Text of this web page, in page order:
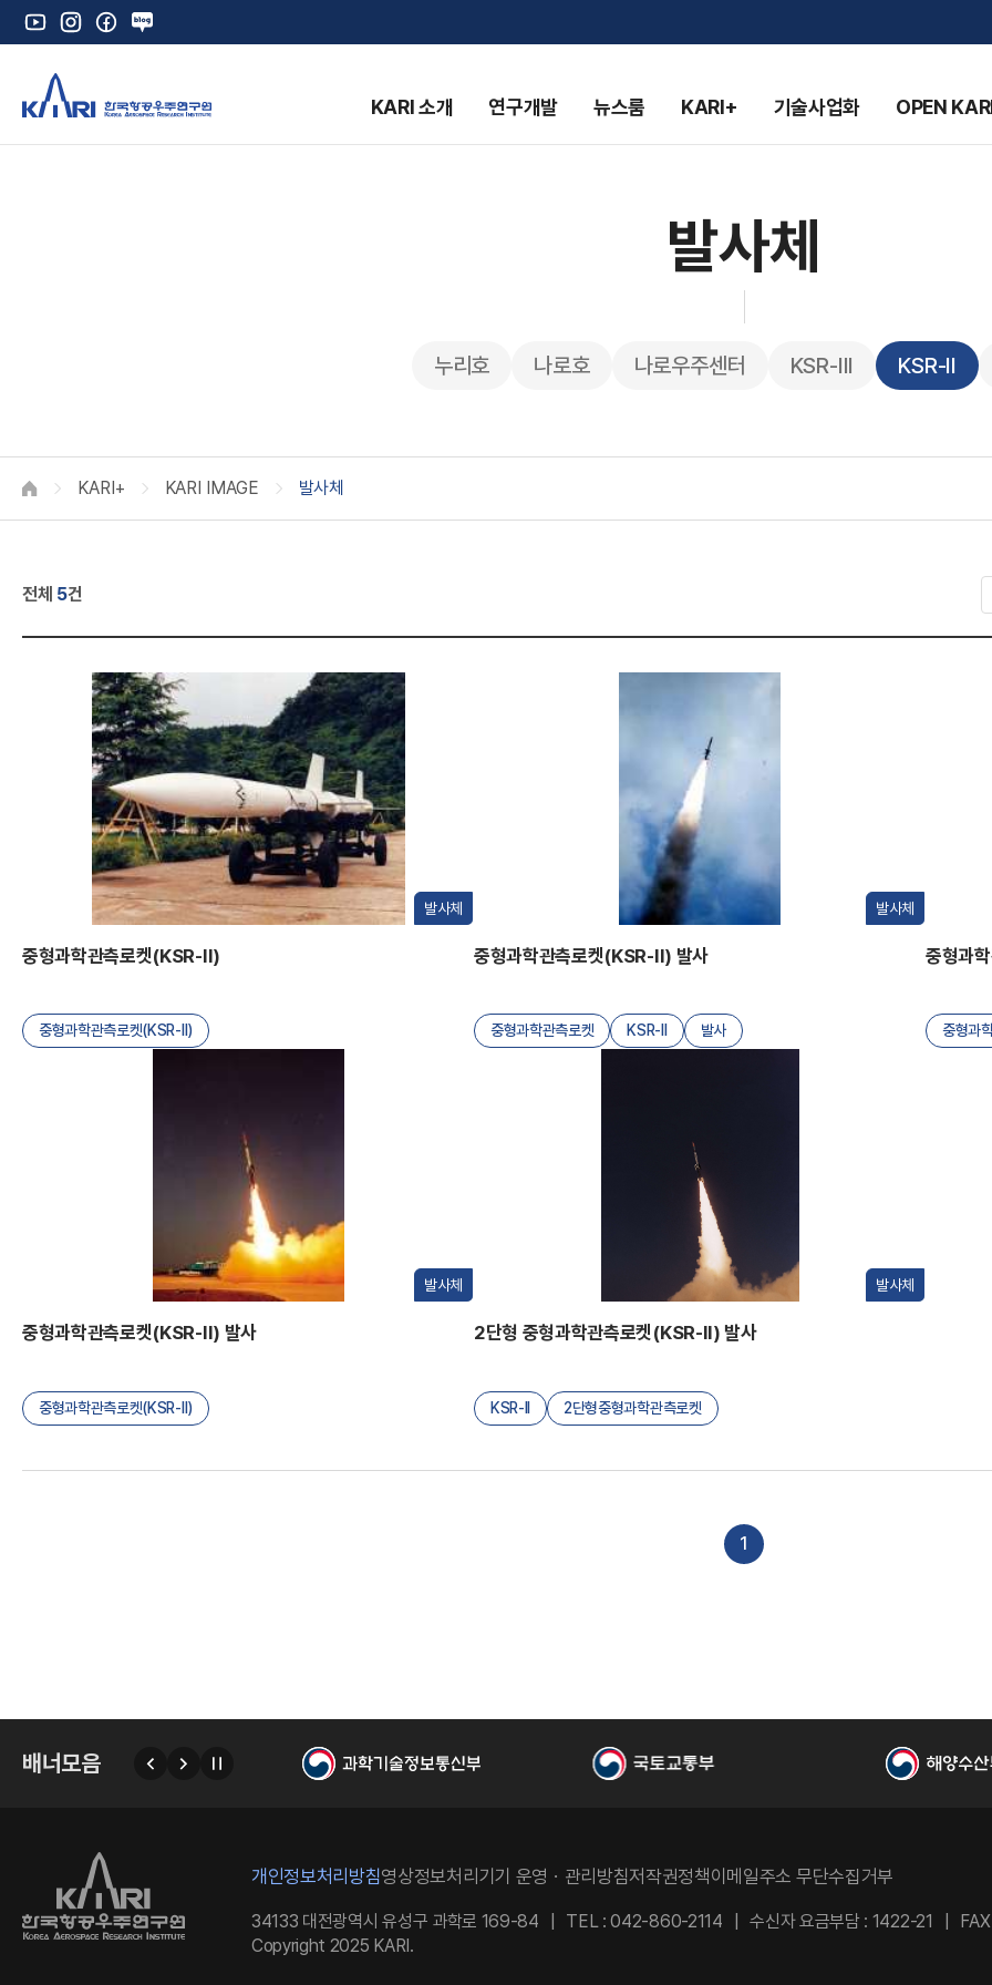
유
튜
인
스
그
램
페
이
네
로
그
A
R
I
한
국
KARI 소개 연구개발 뉴스룸 KARI+ 기술사업화 OPEN
발사체
누리호 나로호 나로우주센터 KSR-III KSR-Ⅱ
HOME KARI+ KARI IMAGE 발사체
전체 5건
발사체
중형과학관측로켓(KSR-II)
중형과학관측로켓(KSR-II)
발사체
중형과학관측로켓(KSR-II) 발사
중형과학관측로켓 KSR-II 발사
중형과
중형과
발사체
중형과학관측로켓(KSR-II) 발사
중형과학관측로켓(KSR-II)
발사체
2단형 중형과학관측로켓(KSR-II) 발사
KSR-II 2단형중형과학관측로켓
1
배너모음
이
다
자
개인정보처리방침영상정보처리기기 운영ㆍ관리방침저작권정책이메일주소 무단수집거부
34133 대전광역시 유성구 과학로 169-84 TEL : 042-860-2114 수신자 요금부담 : 1422-21
Copyright 2025 KARI.